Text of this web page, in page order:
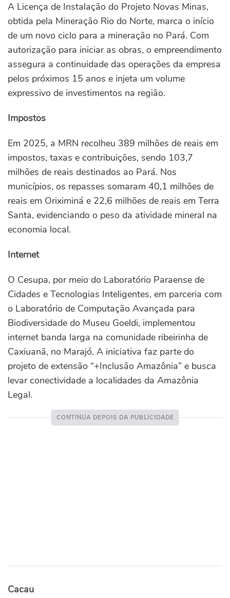
A Licença de Instalação do Projeto Novas Minas,
obtida pela Mineração Rio do Norte, marca o início
de um novo ciclo para a mineração no Pará. Com
autorização para iniciar as obras, o empreendimento
assegura a continuidade das operações da empresa
pelos próximos 15 anos e injeta um volume
expressivo de investimentos na região.
Impostos
Em 2025, a MRN recolheu 389 milhões de reais em
impostos, taxas e contribuições, sendo 103,7
milhões de reais destinados ao Pará. Nos
municípios, os repasses somaram 40,1 milhões de
reais em Oriximiná e 22,6 milhões de reais em Terra
Santa, evidenciando o peso da atividade mineral na
economia local.
Internet
O Cesupa, por meio do Laboratório Paraense de
Cidades e Tecnologias Inteligentes, em parceria com
o Laboratório de Computação Avançada para
Biodiversidade do Museu Goeldi, implementou
internet banda larga na comunidade ribeirinha de
Caxiuanã, no Marajó. A iniciativa faz parte do
projeto de extensão “+Inclusão Amazônia” e busca
levar conectividade a localidades da Amazônia
Legal.
Cacau